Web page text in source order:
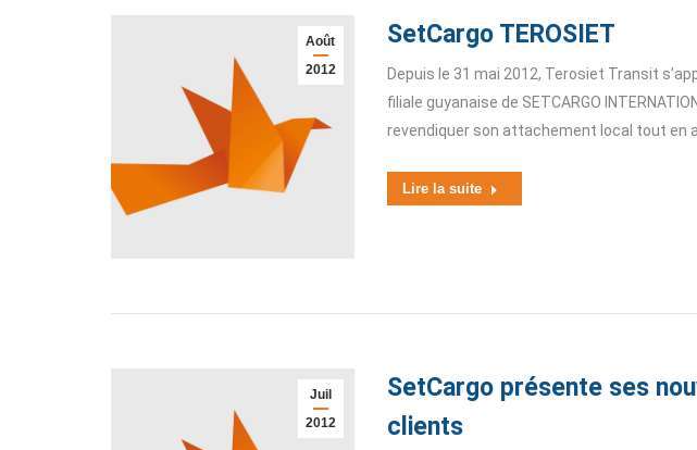
Août
2012
SetCargo TEROSIET
Depuis le 31 mai 2012, Terosiet Transit
filiale guyanaise de SETCARGO
revendiquer son attachement local tout en
Lire la suite
Juil
2012
SetCargo présente ses
clients